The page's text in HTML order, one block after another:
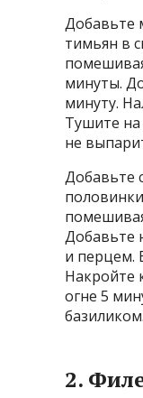
Добавьте
тимьян в
минуты.
минуту.
Тушите
не
Добавьте
Добавьте
и перцем.
Накройте
огне 5
базиликом.
2.